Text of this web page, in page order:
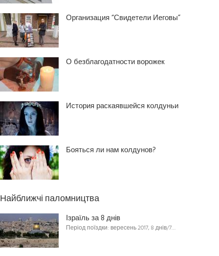
Организация “Свидетели Иеговы”
О безблагодатности ворожек
История раскаявшейся колдуньи
Бояться ли нам колдунов?
Найближчі паломництва
Ізраїль за 8 днів
Період поїздки: вересень 2017, 8 днів/7…